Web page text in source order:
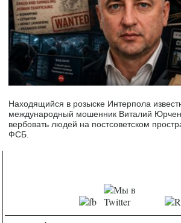
Находящийся в розыске Интерпола
международный мошенник Виталий
вербовать людей на постсоветском
ФСБ.